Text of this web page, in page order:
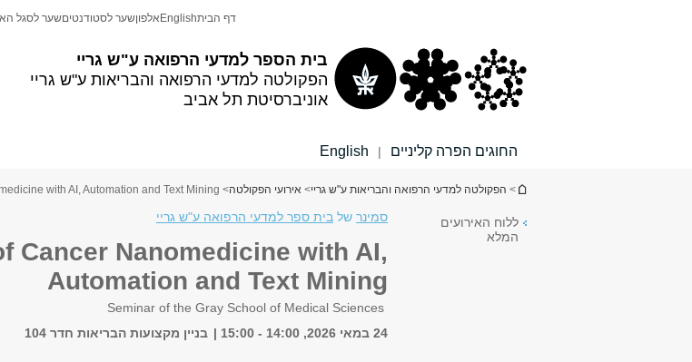
בית הספר למדעי הרפואה ע"ש גריי
הפקולטה למדעי הרפואה והבריאות ע"ש גריי
אוניברסיטת תל אביב
דף הביתEnglish אלפוןשער לסטודנטיםשער לסגל
החוגים הפרה קליניים |
English
הינך נמצא כאן
> הפקולטה למדעי הרפואה והבריאות ע"ש גריי> אירועי הפקולטה> Mastering the Complexities of Cancer Nanomedicine with AI, Automation and Text Mining
ללוח האירועים
המלא
סמינר של בית ספר למדעי הרפואה ע"ש גריי
Cancer Nanomedicine with AI,
Automation and Text Mining
24 במאי 2026, 14:00 - 15:00
בניין מקצועות הבריאות חדר 104